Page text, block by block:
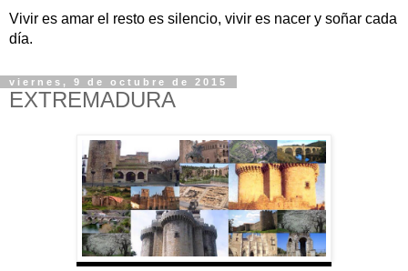
Vivir es amar el resto es silencio, vivir es nacer y soñar cada
día.
viernes, 9 de octubre de 2015
EXTREMADURA